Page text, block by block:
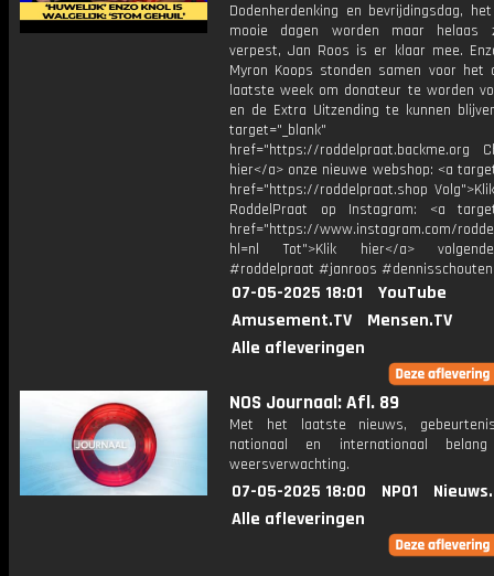
Dodenherdenking en bevrijdingsdag,
mooie dagen worden maar helaas
verpest, Jan Roos is er klaar mee.
Myron Koops stonden samen voor het
laatste week om donateur te worden
en de Extra Uitzending te kunnen
target="_blank"
href="https://roddelpraat.backme.org
hier</a> onze nieuwe webshop: <a
href="https://roddelpraat.shop
RoddelPraat op Instagram: <a
href="https://www.instagram.com/
hl=nl Tot">Klik hier</a>
#roddelpraat #janroos #dennisschouten
07-05-2025 18:01
YouTube
Amusement.TV
Mensen.TV
Alle afleveringen
NOS Journaal: Afl. 89
Met het laatste nieuws,
nationaal en internationaal
weersverwachting.
07-05-2025 18:00 NPO1
Alle afleveringen